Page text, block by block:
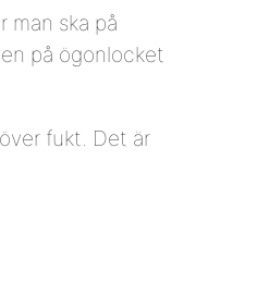
man ska på
på ögonlocket
fukt. Det är